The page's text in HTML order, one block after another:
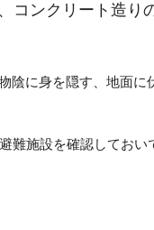
コンクリート造り
陰に身を隠す、地面に
施設を確認しておい